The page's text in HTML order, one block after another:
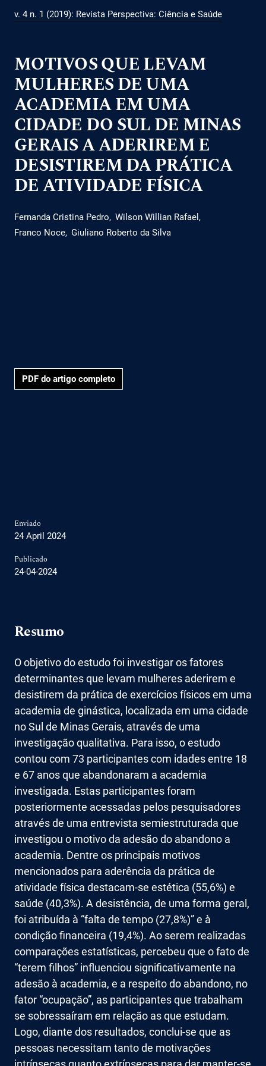
v. 4 n. 1 (2019): Revista Perspectiva: Ciência e Saúde
MOTIVOS QUE LEVAM
MULHERES DE UMA
ACADEMIA EM UMA
CIDADE DO SUL DE MINAS
GERAIS A ADERIREM E
DESISTIREM DA PRÁTICA
DE ATIVIDADE FÍSICA
Fernanda Cristina Pedro
Wilson Willian Rafael
Franco Noce Giuliano Roberto da Silva
PDF do artigo completo
Enviado
24 April 2024
Publicado
24-04-2024
Resumo
O objetivo do estudo foi investigar os fatores
determinantes que levam mulheres aderirem e
desistirem da prática de exercícios físicos em uma
academia de ginástica, localizada em uma cidade
no Sul de Minas Gerais, através de uma
investigação qualitativa. Para isso, o estudo
contou com 73 participantes com idades entre 18
e 67 anos que abandonaram a academia
investigada. Estas participantes foram
posteriormente acessadas pelos pesquisadores
através de uma entrevista semiestruturada que
investigou o motivo da adesão do abandono a
academia. Dentre os principais motivos
mencionados para aderência da prática de
atividade física destacam-se estética (55,6%) e
saúde (40,3%). A desistência, de uma forma geral,
foi atribuída à “falta de tempo (27,8%)” e à
condição financeira (19,4%). Ao serem realizadas
comparações estatísticas, percebeu que o fato de
“terem filhos” influenciou significativamente na
adesão à academia, e a respeito do abandono, no
fator “ocupação”, as participantes que trabalham
se sobressaíram em relação as que estudam.
Logo, diante dos resultados, conclui-se que as
pessoas necessitam tanto de motivações